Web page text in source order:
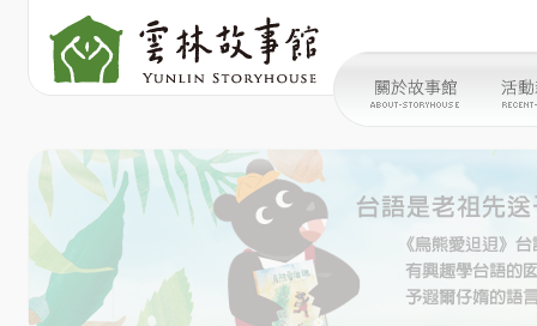
2026年
日 一 二 三 六
「烏熊愛遊玩
人才增能